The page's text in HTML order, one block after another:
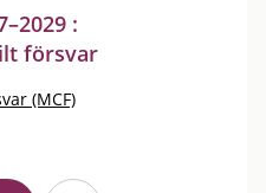
:
försvar
(MCF)